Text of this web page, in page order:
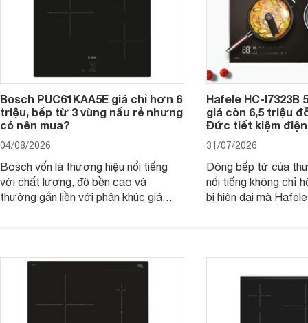
Bosch PUC61KAA5E giá chỉ hơn 6
triệu, bếp từ 3 vùng nấu rẻ nhưng
có nên mua?
04/08/2026
Bosch vốn là thương hiệu nổi tiếng
với chất lượng, độ bền cao và
thường gắn liền với phân khúc giá
đơn vị phân phối với mức giá khá dễ
tiếp cận, thu hút sự quan tâm của
Hafele HC-I7323B
giá còn 6,5 triệu
Đức tiết kiệm
31/07/2026
Dòng bếp từ của
nổi tiếng không chỉ
bị hiện đại mà
gia đình.